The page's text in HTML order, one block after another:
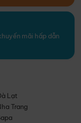
mãi hấp dẫn
Lạt
Trang